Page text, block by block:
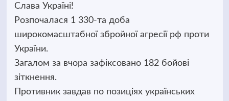
Слава Україні!
Розпочалася 1 330-та доба
широкомасштабної збройної агресії рф проти
України.
Загалом за вчора зафіксовано 182 бойові
зіткнення.
Противник завдав по позиціях українських